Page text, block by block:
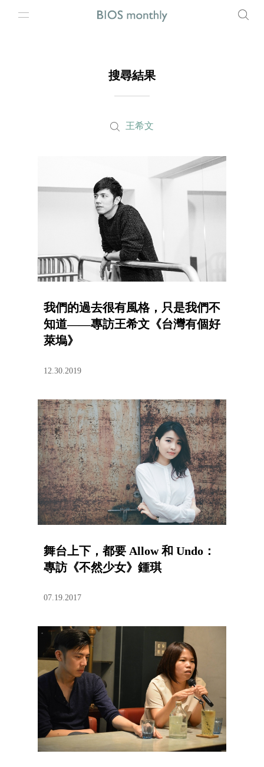
搜尋結果
王希文
我們的過去很有風格，只是我們不
知道——專訪王希文《台灣有個好
萊塢》
12.30.2019
舞台上下，都要 Allow 和 Undo：
專訪《不然少女》鍾琪
07.19.2017